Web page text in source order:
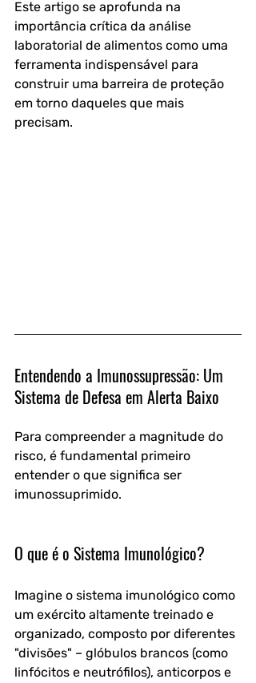
Este artigo se aprofunda na
importância crítica da análise
laboratorial de alimentos como uma
ferramenta indispensável para
construir uma barreira de proteção
em torno daqueles que mais
precisam.
Entendendo a Imunossupressão: Um
Sistema de Defesa em Alerta Baixo
Para compreender a magnitude do
risco, é fundamental primeiro
entender o que significa ser
imunossuprimido.
O que é o Sistema Imunológico?
Imagine o sistema imunológico como
um exército altamente treinado e
organizado, composto por diferentes
"divisões" – glóbulos brancos (como
linfócitos e neutrófilos), anticorpos e